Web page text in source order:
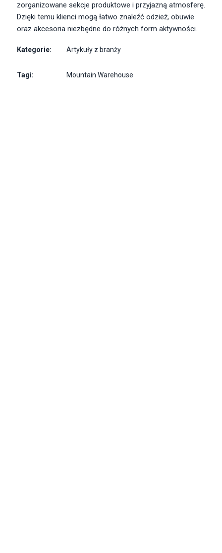
zorganizowane sekcje produktowe i przyjazną atmosferę.
Dzięki temu klienci mogą łatwo znaleźć odzież, obuwie
oraz akcesoria niezbędne do różnych form aktywności.
Kategorie: Artykuły z branży
Tagi: Mountain Warehouse